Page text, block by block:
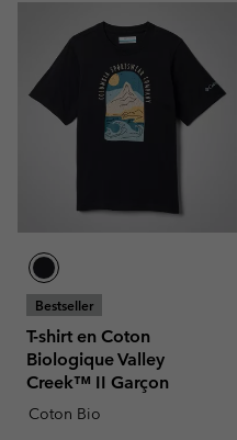
Bestseller
T-shirt en Coton
Biologique Valley
Creek™ II Garçon
Coton Bio